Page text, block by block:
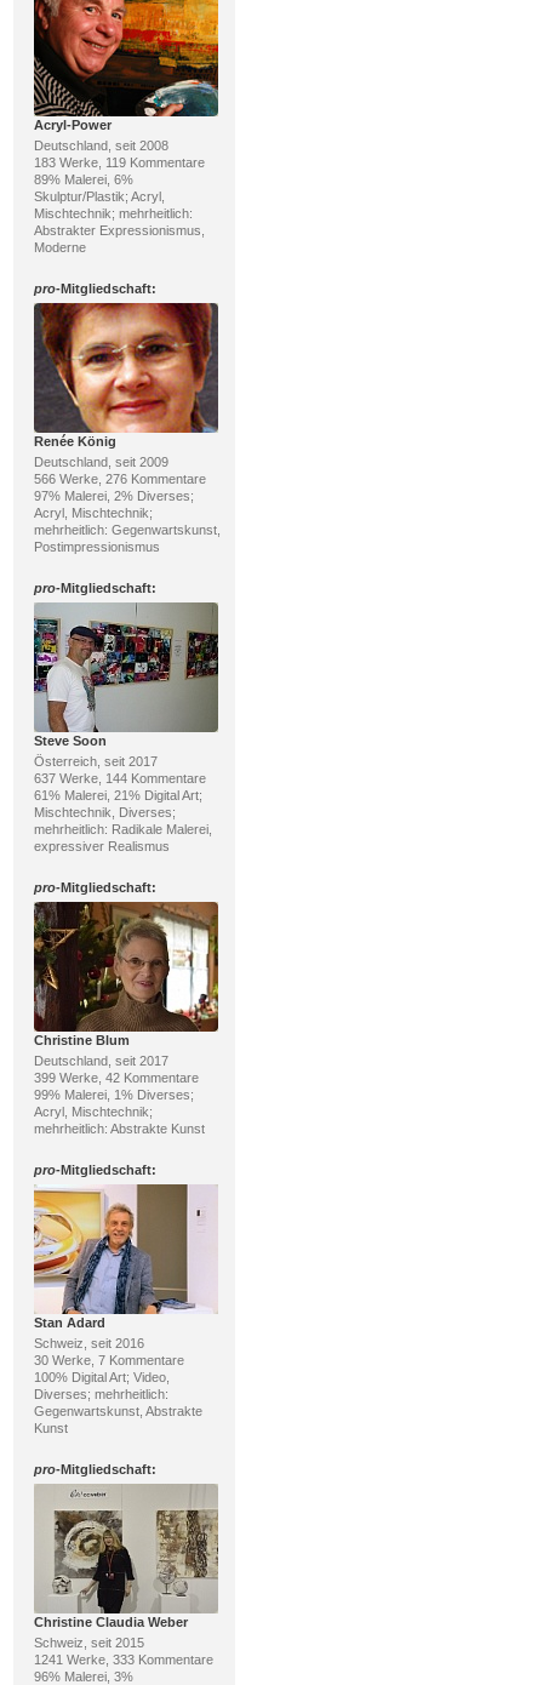
Acryl-Power
Deutschland, seit 2008
183 Werke, 119 Kommentare
89% Malerei, 6%
Skulptur/Plastik; Acryl,
Mischtechnik; mehrheitlich:
Abstrakter Expressionismus,
Moderne
pro-Mitgliedschaft:
Renée König
Deutschland, seit 2009
566 Werke, 276 Kommentare
97% Malerei, 2% Diverses;
Acryl, Mischtechnik;
mehrheitlich: Gegenwartskunst,
Postimpressionismus
pro-Mitgliedschaft:
Steve Soon
Österreich, seit 2017
637 Werke, 144 Kommentare
61% Malerei, 21% Digital Art;
Mischtechnik, Diverses;
mehrheitlich: Radikale Malerei,
expressiver Realismus
pro-Mitgliedschaft:
Christine Blum
Deutschland, seit 2017
399 Werke, 42 Kommentare
99% Malerei, 1% Diverses;
Acryl, Mischtechnik;
mehrheitlich: Abstrakte Kunst
pro-Mitgliedschaft:
Stan Adard
Schweiz, seit 2016
30 Werke, 7 Kommentare
100% Digital Art; Video,
Diverses; mehrheitlich:
Gegenwartskunst, Abstrakte
Kunst
pro-Mitgliedschaft:
Christine Claudia Weber
Schweiz, seit 2015
1241 Werke, 333 Kommentare
96% Malerei, 3%